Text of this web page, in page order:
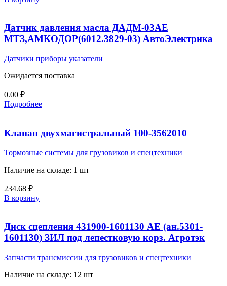
Датчик давления масла ДАДМ-03АЕ
МТЗ,АМКОДОР(6012.3829-03) АвтоЭлектрика
Датчики приборы указатели
Ожидается поставка
0.00 ₽
Подробнее
Клапан двухмагистральный 100-3562010
Тормозные системы для грузовиков и спецтехники
Наличие на складе: 1 шт
234.68 ₽
В корзину
Диск сцепления 431900-1601130 АЕ (ан.5301-
1601130) ЗИЛ под лепестковую корз. Агротэк
Запчасти трансмиссии для грузовиков и спецтехники
Наличие на складе: 12 шт